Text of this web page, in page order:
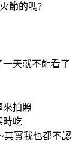
節的嗎?
天就不能看了
來拍照
時吃
其實我也都不認